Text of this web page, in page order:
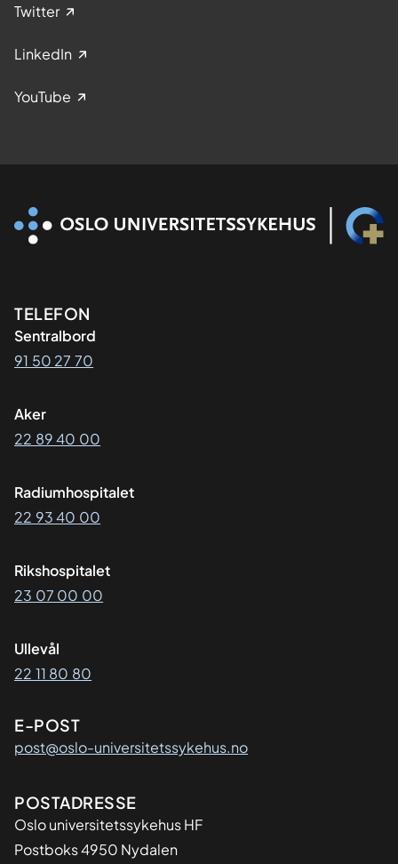
Twitter
LinkedIn
YouTube
Kontaktinformasjon
TELEFON
Sentralbord
91 50 27 70
Aker
22 89 40 00
Radiumhospitalet
22 93 40 00
Rikshospitalet
23 07 00 00
Ullevål
22 11 80 80
E-POST
post@oslo-universitetssykehus.no
Adresse
POSTADRESSE
Oslo universitetssykehus HF
Postboks 4950 Nydalen